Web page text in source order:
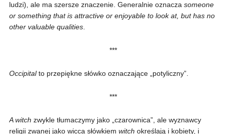
ludzi), ale ma szersze znaczenie. Generalnie oznacza someone
or something that is attractive or enjoyable to look at, but has no
other valuable qualities.
***
Occipitalto przepiękne słówko oznaczające „potyliczny”.
***
A witch zwykle tłumaczymy jako „czarownica”, ale wyznawcy
religii zwanej jako wicca słówkiem witch określają i kobiety, i